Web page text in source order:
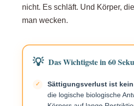
Sättigungssignal überschreibt
Was alle drei Formen
Wie wird Sättigung in der
nicht. Es schläft. Und Körper,
man wecken.
Das Wichtigste in 60
Sättigungsverlust ist kein
die logische biologische